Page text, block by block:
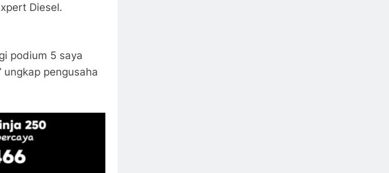
Diesel.
podium 5 saya
pengusaha